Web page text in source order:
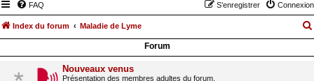
FAQ Connexion
S’enregistrer
Index du forum Maladie de Lyme
Forum
Nouveaux venus
Présentation des membres adultes du forum.